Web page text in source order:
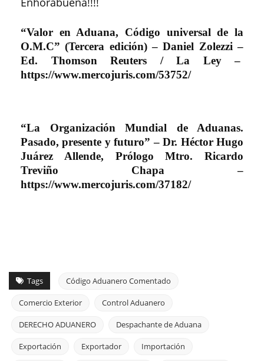
“Valor en Aduana, Código universal de la
O.M.C” (Tercera edición) – Daniel Zolezzi –
Ed. Thomson Reuters / La Ley–
https://www.mercojuris.com/53752/
“La Organización Mundial de Aduanas.
Pasado, presente y futuro” – Dr. Héctor Hugo
Juárez Allende, Prólogo Mtro. Ricardo
Treviño Chapa –
https://www.mercojuris.com/37182/
Tags Código Aduanero Comentado
Comercio Exterior Control Aduanero
DERECHO ADUANERO Despachante de Aduana
Exportación Exportador Importación